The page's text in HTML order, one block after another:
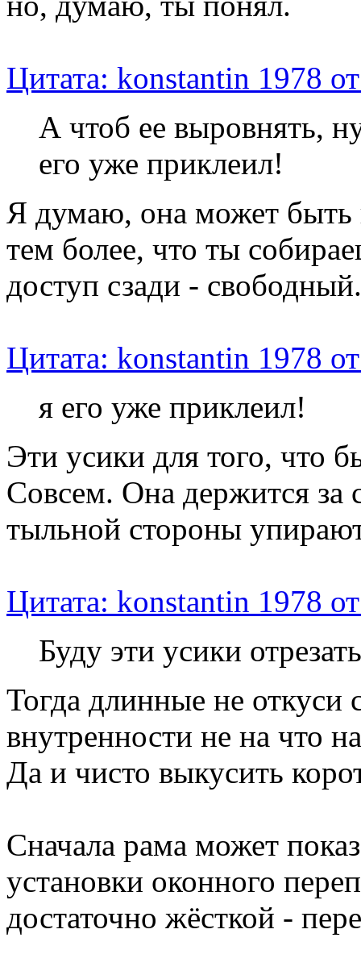
Цитата: konstantin 1978
А чтоб ее выровнять,
его уже приклеил!
Я думаю, она может быть
тем более, что ты
доступ сзади - свободный.
Цитата: konstantin 1978
я его уже приклеил!
Эти усики для того, что
Совсем. Она держится за
тыльной стороны
Цитата: konstantin 1978
Буду эти усики
Тогда длинные не откуси
внутренности не на что
Да и чисто выкусить
Сначала рама может
установки оконного
достаточно жёсткой -